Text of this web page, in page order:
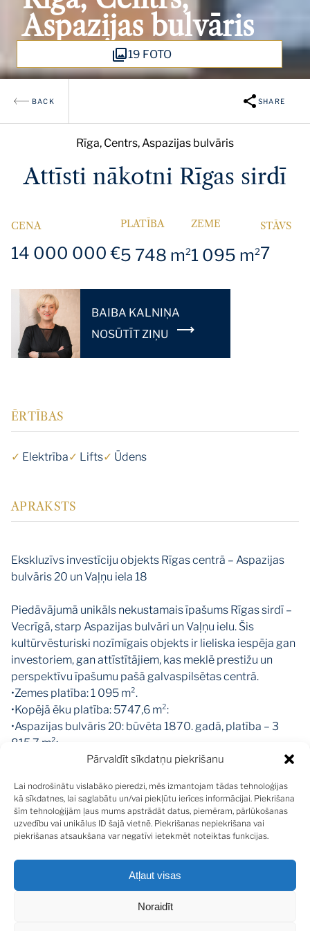
Pārvaldīt sīkdatņu piekrišanu
Lai nodrošinātu vislabāko pieredzi, mēs izmantojam tādas tehnoloģijas
kā sīkdatnes, lai saglabātu un/vai piekļūtu ierīces informācijai. Piekrišana
šīm tehnoloģijām ļaus mums apstrādāt datus, piemēram, pārlūkošanas
uzvedību vai unikālus ID šajā vietnē. Piekrišanas nepiekrišana vai
piekrišanas atsaukšana var negatīvi ietekmēt noteiktas funkcijas.
Atļaut visas
Noraidīt
Aspazijas bulvāris
19 FOTO
BACK SHARE
Rīga, Centrs, Aspazijas bulvāris
Attīsti nākotni Rīgas sirdī
CENA
14 000 000 €
PLATĪBA
5 748 m2
ZEME
1 095 m2
STĀVS
7
BAIBA KALNIŅA
NOSŪTĪT ZIŅU
ĒRTĪBAS
✓ Elektrība✓ Lifts✓ Ūdens
APRAKSTS
Ekskluzīvs investīciju objekts Rīgas centrā – Aspazijas
bulvāris 20 un Vaļņu iela 18
Piedāvājumā unikāls nekustamais īpašums Rīgas sirdī –
Vecrīgā, starp Aspazijas bulvāri un Vaļņu ielu. Šis
kultūrvēsturiski nozīmīgais objekts ir lieliska iespēja gan
investoriem, gan attīstītājiem, kas meklē prestižu un
perspektīvu īpašumu pašā galvaspilsētas centrā.
•Zemes platība: 1 095 m².
•Kopējā ēku platība: 5747,6 m²:
•Aspazijas bulvāris 20: būvēta 1870. gadā, platība – 3
815,7 m²;
• Vaļņu iela 18: būvēta 1910. gadā, platība – 1 042,3 m².
skatlogiem, piemērotas tirdzniecības vai ēdināšanas
uzņēmumiem.
•2.–4. stāvs un daļa no 5. stāva: administratīvās telpas,
kas daļēji iznomātas, radot regulārus ienākumus.
•5.–7. stāvs: tiek veikta dzīvokļu izbūve ar potenciālu
augstas klases dzīvojamo telpu attīstībai.
Ēkas ir kultūrvēsturiski vērtīgas un iekļautas arhitektūras